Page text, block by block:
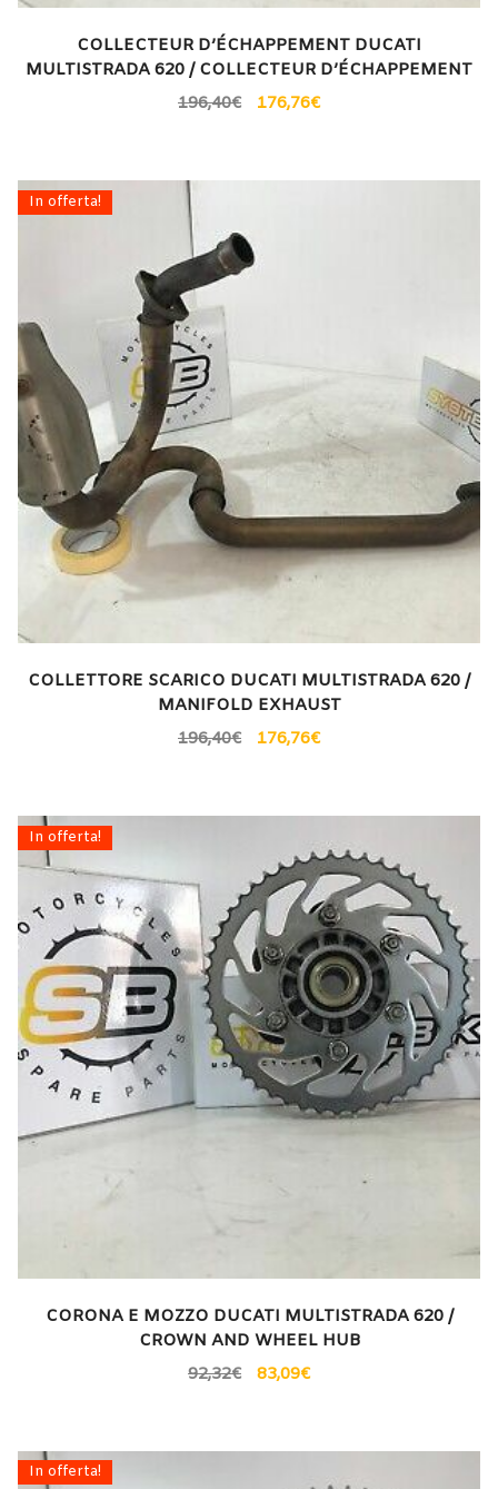
COLLECTEUR D’ÉCHAPPEMENT DUCATI
MULTISTRADA 620 / COLLECTEUR D’ÉCHAPPEMENT
196,40€ 176,76€
In offerta!
COLLETTORE SCARICO DUCATI MULTISTRADA 620 /
MANIFOLD EXHAUST
196,40€ 176,76€
In offerta!
CORONA E MOZZO DUCATI MULTISTRADA 620 /
CROWN AND WHEEL HUB
92,32€ 83,09€
In offerta!